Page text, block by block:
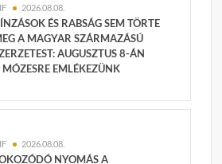
2026.08.08.
ÉS RABSÁG SEM TÖRTE
A MAGYAR SZÁRMAZÁSÚ
AUGUSZTUS 8-ÁN
EMLÉKEZÜNK
2026.08.08.
NYOMÁS A